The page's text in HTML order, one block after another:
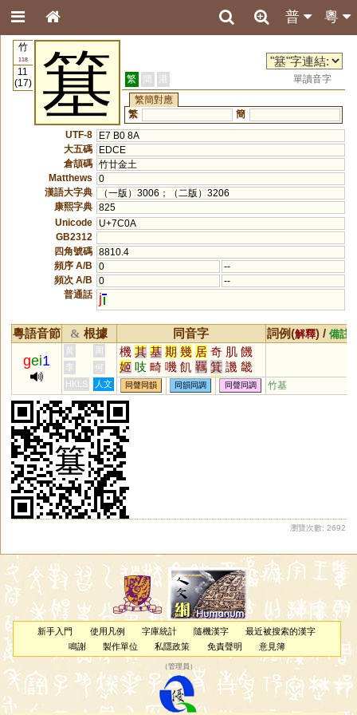
粵
普
竹
118
11
(17)
簊 繁 簡 港
單讀音字
繁簡對應
繁
簡
UTF-8
E7 B0 8A
大五碼
EDCE
倉頡碼 竹廿金土
Matthews
0
漢語大字典
（一版）3006；（二版）3206
康熙字典 825
Unicode
U+7C0A
GB2312
四角號碼 8810.4
頻序 A/B
0
--
頻次 A/B
0
--
普通話
j
粵語音節 & 根據 同音字 詞例(解釋) / 備註
gei1
黃 周 機 其 基 期 幾 居 奇 肌 饑
姬 吱 畸 嘰 飢 羈 箕 譏 畿
几 剞 禨 鞿 犄 碁 丌 磯 璣
乩 觭 錤 鄿 諅 敧 踦 萁 踑
李
何
HKLS
人文 同聲同韻 同韻同調 同聲同調 竹基
瀏覽次數: 2692
新手入門 使用凡例 字庫統計 隨機漢字
最近被搜索的漢字
鳴謝
製作單位 私隱政策 免責聲明 意見簿
（管理員 ）